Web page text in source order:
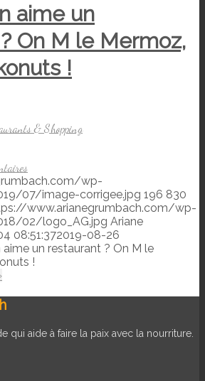
aime un
On M le Mermoz,
!
& Shopping
wp-
07/image-corrigee.jpg 196 830
www.arianegrumbach.com/wp-
02/logo_AG.jpg Ariane
08:51:372019-08-26
aime un restaurant ? On M le
!
qui aide à faire la paix avec la nourriture.